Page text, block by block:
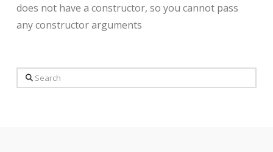
does not have a constructor, so you cannot pass
any constructor arguments
Search